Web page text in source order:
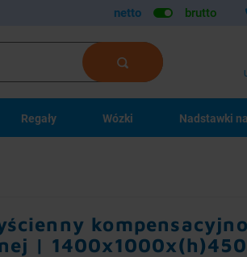
netto brutto
Regały Wózki Nadstawki
|